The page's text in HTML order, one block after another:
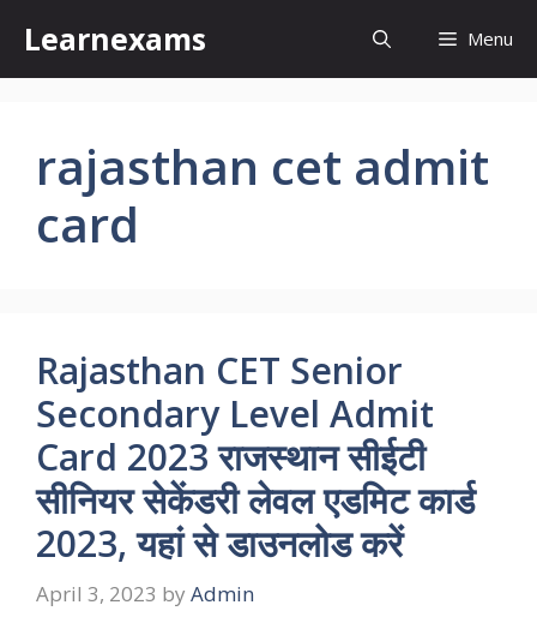
content
Learnexams Menu
rajasthan cet admit
card
Rajasthan CET Senior
Secondary Level Admit
Card 2023 राजस्थान सीईटी
सीनियर सेकेंडरी लेवल एडमिट कार्ड
2023, यहां से डाउनलोड करें
April 3, 2023 by Admin